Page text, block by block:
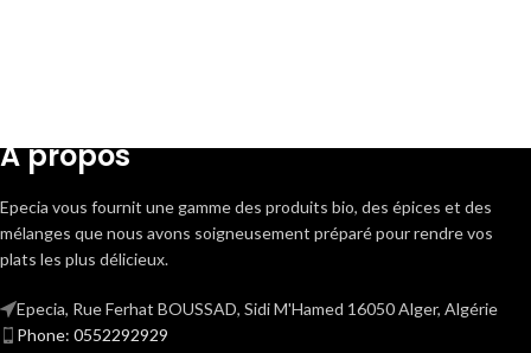
A propos
Epecia vous fournit une gamme des produits bio, des épices et des
mélanges que nous avons soigneusement préparé pour rendre vos
plats les plus délicieux.
Epecia, Rue Ferhat BOUSSAD, Sidi M'Hamed 16050 Alger, Algérie
Phone: 0552292929